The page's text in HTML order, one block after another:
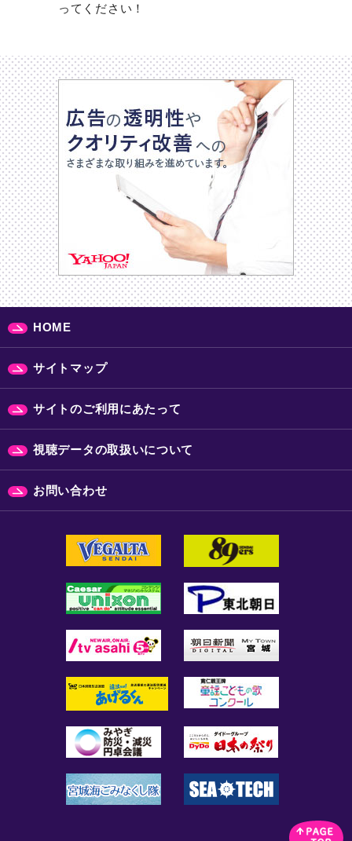
ってください！
HOME
サイトマップ
サイトのご利用にあたって
視聴データの取扱いについて
お問い合わせ